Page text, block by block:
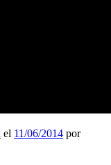
el 11/06/2014 por